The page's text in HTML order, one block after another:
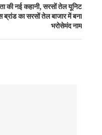
की नई कहानी, सरसों तेल यूनिट
ब्रांड का सरसों तेल बाजार में बना
भरोसेमंद नाम